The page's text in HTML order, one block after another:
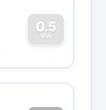
0.5
MW
0